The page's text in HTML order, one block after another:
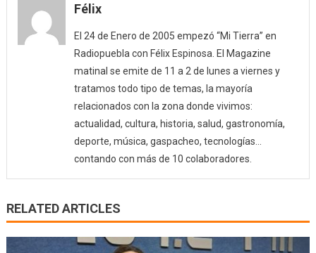
Félix
El 24 de Enero de 2005 empezó “Mi Tierra” en
Radiopuebla con Félix Espinosa. El Magazine
matinal se emite de 11 a 2 de lunes a viernes y
tratamos todo tipo de temas, la mayoría
relacionados con la zona donde vivimos:
actualidad, cultura, historia, salud, gastronomía,
deporte, música, gaspacheo, tecnologías…
contando con más de 10 colaboradores.
RELATED ARTICLES